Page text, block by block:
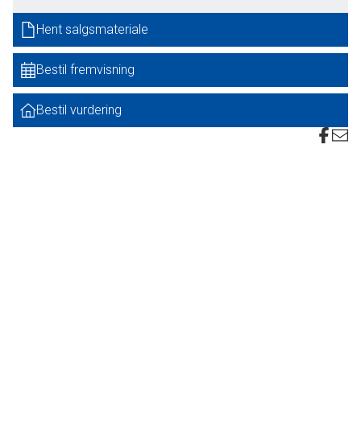
Ligger rimelig samlet omkring og tæt ved bygningerne. Her er total godt 61
ha agerjord, der er bortforpagtet til efter høst 2026. Boniteten er god, hvor
den høje del af jorden er godt muldjord og den lave del er humusholdig eng.
Sælger ønsker at bebo ejendommen i en nærmere aftalt periode efter et
Hent salgsmateriale
Bestil fremvisning
Bestil vurdering